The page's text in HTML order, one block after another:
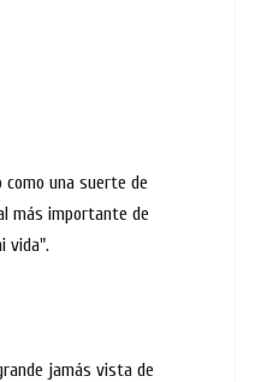
como una suerte de
más importante de
vida".
jamás vista de